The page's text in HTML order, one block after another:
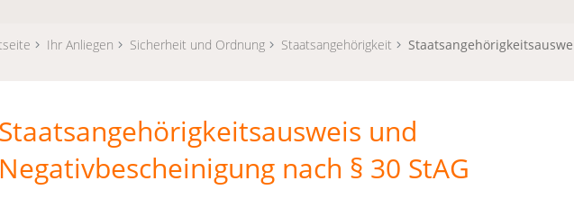
Ihr Anliegen Sicherheit und Ordnung Staatsangehörigkeit
Staatsangehörigkeitsausweis und
Negativbescheinigung nach § 30 StAG